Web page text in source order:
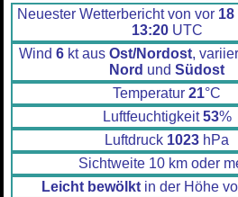
Neuester Wetterbericht von vor 18
13:20UTC
Wind 6 kt aus Ost/Nordost,
Nord und Südost
Temperatur 21°C
Luftfeuchtigkeit53%
Luftdruck 1023 hPa
Sichtweite 10 km oder
Leicht bewölktin der Höhe